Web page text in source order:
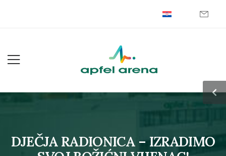
DJEČJA RADIONICA – IZRADIMO